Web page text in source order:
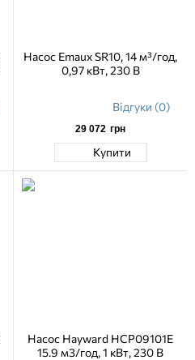
Насос Emaux SR10, 14 м³/год,
0,97 кВт, 230 В
Відгуки (0)
29 072 грн
Купити
Насос Hayward HCP09101E
15.9 м3/год, 1 кВт, 230 В